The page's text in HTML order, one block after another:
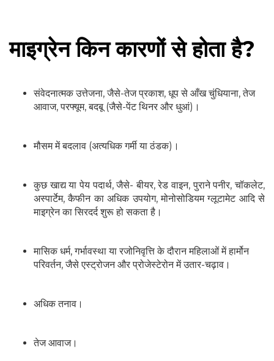
माइग्रेन किन कारणों से होता है?
संवेदनात्मक उत्तेजना, जैसे-तेज प्रकाश, धूप से आँख चुंधियाना, तेज
आवाज, परफ्यूम, बदबू (जैसे-पेंट थिनर और धुआं)।
मौसम में बदलाव (अत्यधिक गर्मी या ठंडक)।
कुछ खाद्य या पेय पदार्थ, जैसे- बीयर, रेड वाइन, पुराने पनीर, चॉकलेट,
अस्पार्टेम, कैफीन का अधिक उपयोग, मोनोसोडियम ग्लूटामेट आदि से
माइग्रेन का सिरदर्द शुरू हो सकता है।
मासिक धर्म, गर्भावस्था या रजोनिवृत्ति के दौरान महिलाओं में हार्मोन
परिवर्तन, जैसे एस्ट्रोजन और प्रोजेस्टेरोन में उतार-चढ़ाव।
अधिक तनाव।
तेज आवाज।